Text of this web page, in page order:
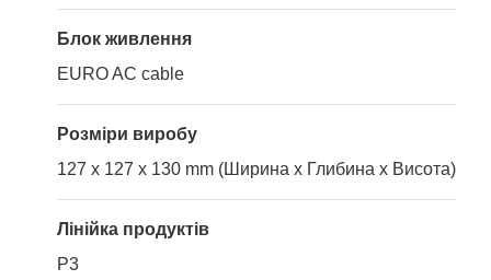
Блок живлення
EURO AC cable
Розміри виробу
127 x 127 x 130 mm (Ширина x Глибина x Висота)
Лінійка продуктів
P3